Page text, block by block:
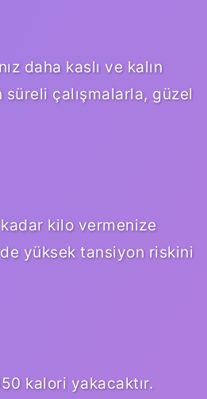
daha kaslı ve kalın
çalışmalarla, güzel
kilo vermenize
yüksek tansiyon riskini
kalori yakacaktır.